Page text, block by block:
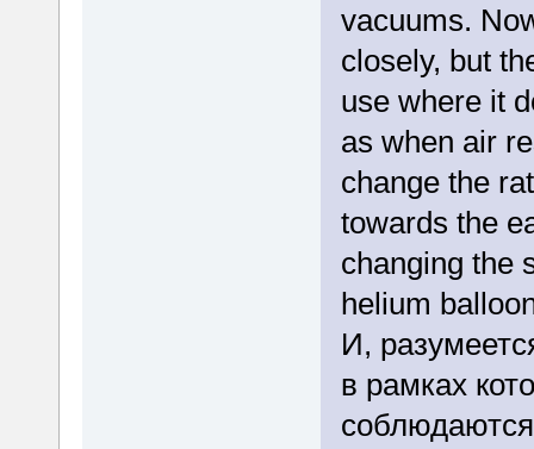
vacuums.
closely, but
use where it
as when air
change the
towards the
changing the
helium
И,
в рамках